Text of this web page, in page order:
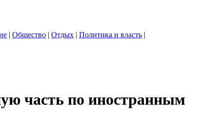
| Общество | Отдых | Политика и власть |
часть по иностранным